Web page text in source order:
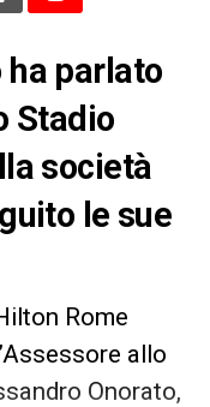
ha parlato
Stadio
società
le sue
Rome
allo
Onorato,